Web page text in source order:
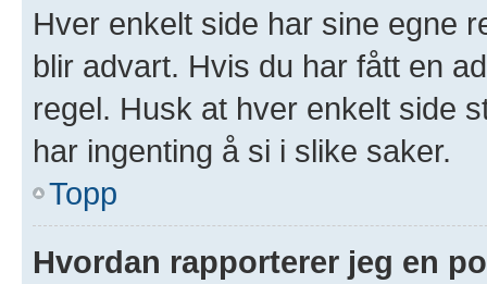
Hver enkelt side har sine egne
blir advart. Hvis du har fått en
regel. Husk at hver enkelt side
har ingenting å si i slike saker.
Topp
Hvordan rapporterer jeg en